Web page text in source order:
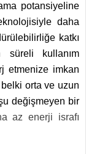
potansiyeline
daha
katkı
süreli kullanım
etmenize imkan
belki orta ve uzun
değişmeyen bir
az enerji israfı